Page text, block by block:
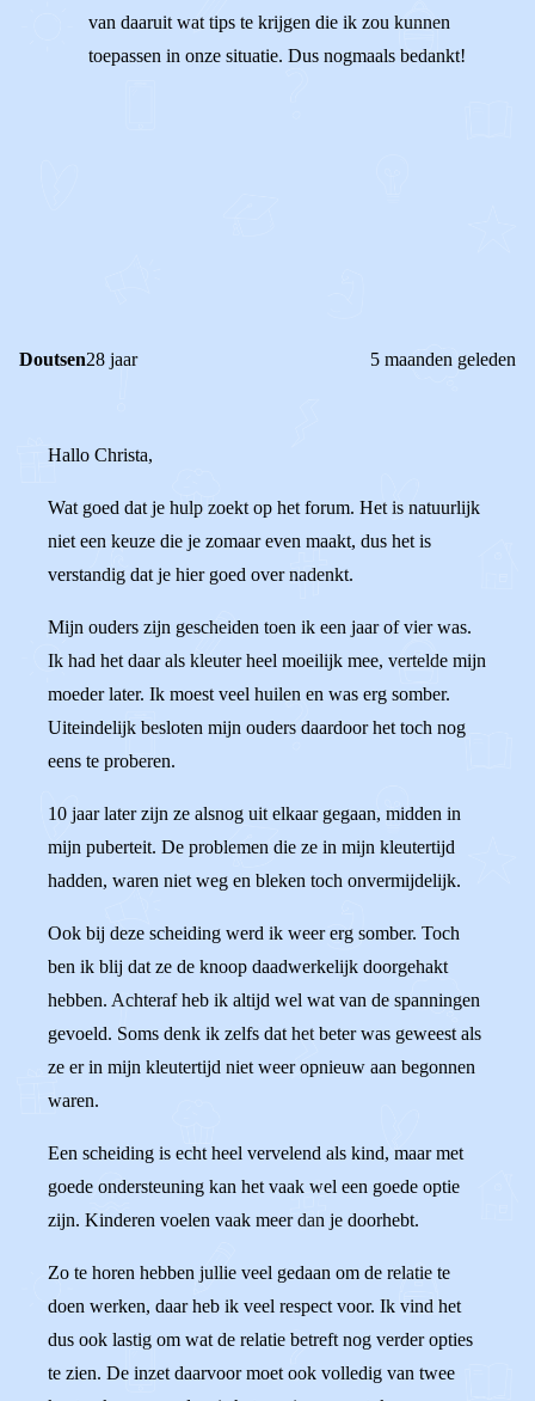
van daaruit wat tips te krijgen die ik zou kunnen
toepassen in onze situatie. Dus nogmaals bedankt!
Doutsen28 jaar 5 maanden geleden
Hallo Christa,
Wat goed dat je hulp zoekt op het forum. Het is natuurlijk
niet een keuze die je zomaar even maakt, dus het is
verstandig dat je hier goed over nadenkt.
Mijn ouders zijn gescheiden toen ik een jaar of vier was.
Ik had het daar als kleuter heel moeilijk mee, vertelde mijn
moeder later. Ik moest veel huilen en was erg somber.
Uiteindelijk besloten mijn ouders daardoor het toch nog
eens te proberen.
10 jaar later zijn ze alsnog uit elkaar gegaan, midden in
mijn puberteit. De problemen die ze in mijn kleutertijd
hadden, waren niet weg en bleken toch onvermijdelijk.
Ook bij deze scheiding werd ik weer erg somber. Toch
ben ik blij dat ze de knoop daadwerkelijk doorgehakt
hebben. Achteraf heb ik altijd wel wat van de spanningen
gevoeld. Soms denk ik zelfs dat het beter was geweest als
ze er in mijn kleutertijd niet weer opnieuw aan begonnen
waren.
Een scheiding is echt heel vervelend als kind, maar met
goede ondersteuning kan het vaak wel een goede optie
zijn. Kinderen voelen vaak meer dan je doorhebt.
Zo te horen hebben jullie veel gedaan om de relatie te
doen werken, daar heb ik veel respect voor. Ik vind het
dus ook lastig om wat de relatie betreft nog verder opties
te zien. De inzet daarvoor moet ook volledig van twee